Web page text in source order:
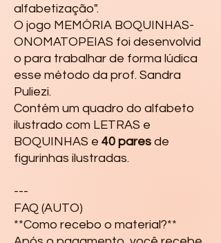
alfabetização".
O jogo MEMÓRIA BOQUINHAS-
ONOMATOPEIAS foi desenvolvid
o para trabalhar de forma lúdica
esse método da prof. Sandra
Puliezi.
Contém um quadro do alfabeto
ilustrado com LETRAS e
BOQUINHAS e 40 pares de
figurinhas ilustradas.
---
FAQ (AUTO)
**Como recebo o material?**